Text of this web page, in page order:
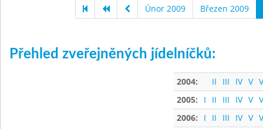
Únor 2009 Březen 2009
Přehled zveřejněných jídelníčků:
2004: II III IV V
2005:
I II III IV V
2006:
I II III IV V